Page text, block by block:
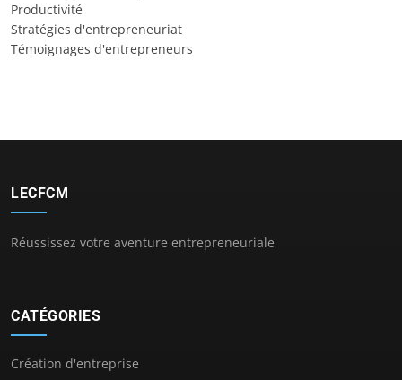
Productivité
Stratégies d'entrepreneuriat
Témoignages d'entrepreneurs
LECFCM
Réussissez votre aventure entrepreneuriale
CATÉGORIES
Création d'entreprise